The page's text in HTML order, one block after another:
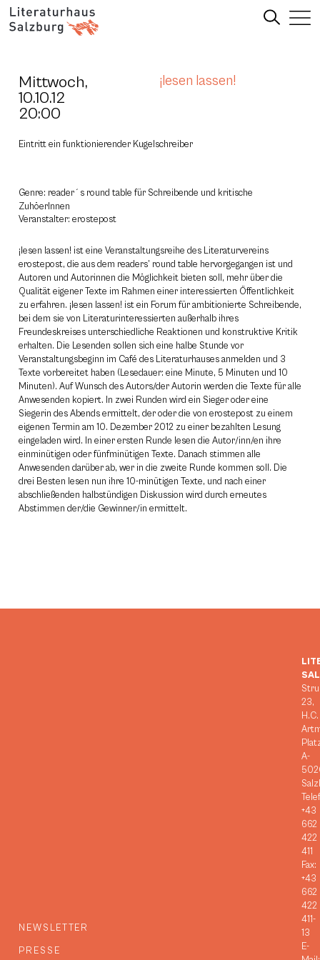
Mittwoch,
10.10.12
20:00
¡lesen lassen!
Eintritt ein funktionierender Kugelschreiber
Genre: reader´s round table für Schreibende und kritische
ZuhöerInnen
Veranstalter: erostepost
¡lesen lassen! ist eine Veranstaltungsreihe des Literaturvereins
erostepost, die aus dem readers’ round table hervorgegangen ist und
Autoren und Autorinnen die Möglichkeit bieten soll, mehr über die
Qualität eigener Texte im Rahmen einer interessierten Öffentlichkeit
zu erfahren. ¡lesen lassen! ist ein Forum für ambitionierte Schreibende,
bei dem sie von Literaturinteressierten außerhalb ihres
Freundeskreises unterschiedliche Reaktionen und konstruktive Kritik
erhalten. Die Lesenden sollen sich eine halbe Stunde vor
Veranstaltungsbeginn im Café des Literaturhauses anmelden und 3
Texte vorbereitet haben (Lesedauer: eine Minute, 5 Minuten und 10
Minuten). Auf Wunsch des Autors/der Autorin werden die Texte für alle
Anwesenden kopiert. In zwei Runden wird ein Sieger oder eine
Siegerin des Abends ermittelt, der oder die von erostepost zu einem
eigenen Termin am 10. Dezember 2012 zu einer bezahlten Lesung
eingeladen wird. In einer ersten Runde lesen die Autor/inn/en ihre
einminütigen oder fünfminütigen Texte. Danach stimmen alle
Anwesenden darüber ab, wer in die zweite Runde kommen soll. Die
drei Besten lesen nun ihre 10-minütigen Texte, und nach einer
abschließenden halbstündigen Diskussion wird durch erneutes
Abstimmen der/die Gewinner/in ermittelt.
NEWSLETTER
PRESSE
23,
H.C.
A-
+43
662
422
411
Fax:
+43
662
422
411-
13
E-